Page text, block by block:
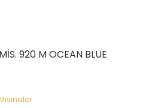
920 M OCEAN BLUE